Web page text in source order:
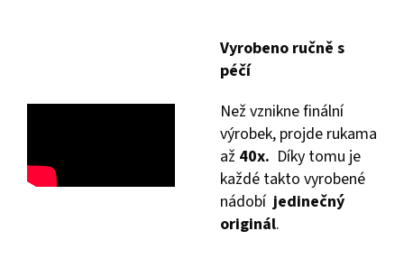
Vyrobeno ručně s
péčí
Než vznikne finální
výrobek, projde rukama
až 40x. Díky tomu je
každé takto vyrobené
nádobí jedinečný
originál.